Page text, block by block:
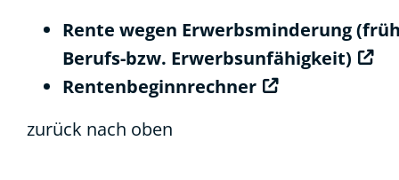
Rente wegen Erwerbsminderung
Berufs-bzw. Erwerbsunfähigkeit)
Rentenbeginnrechner
zurück nach oben